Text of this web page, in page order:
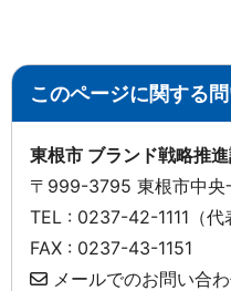
このページに関する
東根市 ブランド戦略推
〒999-3795 東根市中央
TEL : 0237-42-1111（代
FAX : 0237-43-1151
メールでのお問い合